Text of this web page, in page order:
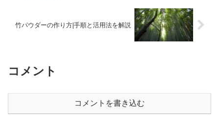
竹パウダーの作り方|手順と活用法を解説
コメント
コメントを書き込む